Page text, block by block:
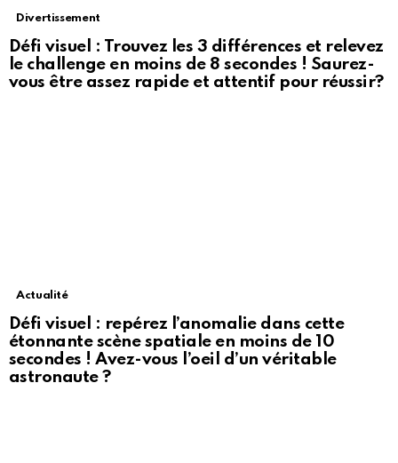
Divertissement
Défi visuel : Trouvez les 3 différences et relevez
le challenge en moins de 8 secondes ! Saurez-
vous être assez rapide et attentif pour réussir?
Actualité
Défi visuel : repérez l’anomalie dans cette
étonnante scène spatiale en moins de 10
secondes ! Avez-vous l’oeil d’un véritable
astronaute ?